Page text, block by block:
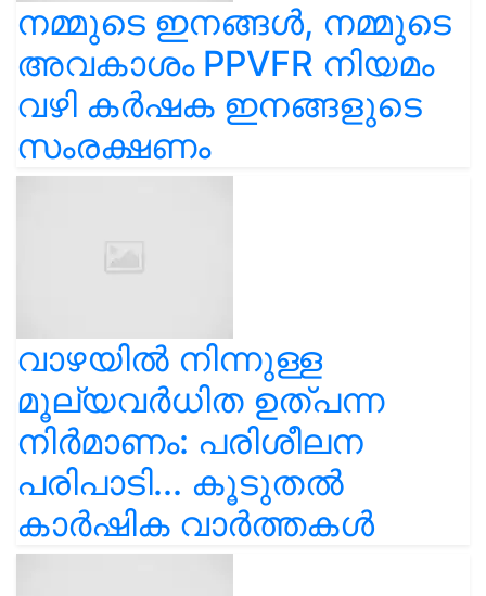
നമ്മുടെ ഇനങ്ങൾ, നമ്മുടെ
അവകാശം PPVFR നിയമം
വഴി കർഷക ഇനങ്ങളുടെ
സംരക്ഷണം
വാഴയിൽ നിന്നുള്ള
മൂല്യവർധിത ഉത്പന്ന
നിർമാണം: പരിശീലന
പരിപാടി... കൂടുതൽ
കാർഷിക വാർത്തകൾ